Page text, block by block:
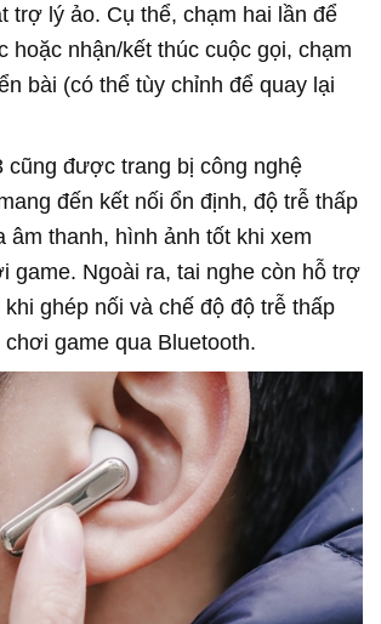
trợ lý ảo. Cụ thể, chạm hai lần để
hoặc nhận/kết thúc cuộc gọi, chạm
bài (có thể tùy chỉnh để quay lại
cũng được trang bị công nghệ
đến kết nối ổn định, độ trễ thấp
âm thanh, hình ảnh tốt khi xem
game. Ngoài ra, tai nghe còn hỗ trợ
ghép nối và chế độ độ trễ thấp
game qua Bluetooth.